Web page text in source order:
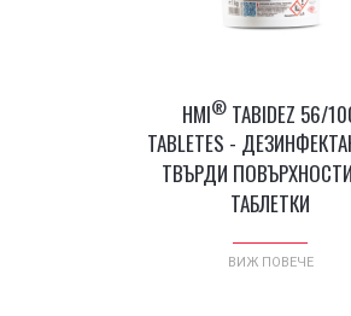
HMI® TABIDEZ 56/
TABLETES -
ТВЪРДИ
ТАБЛЕТКИ
ВИЖ ПОВЕЧЕ